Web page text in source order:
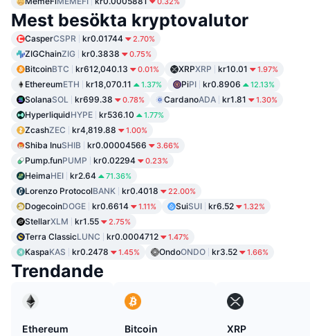
Mest besökta kryptovalutor
CasperCSPR kr0.01744 2.70%
ZIGChainZIG kr0.3838 0.75%
BitcoinBTC kr612,040.13 0.01% XRPXRP kr10.01 1.97%
EthereumETH kr18,070.11 1.37% PiPI kr0.8906 12.13%
SolanaSOL kr699.38 0.78% CardanoADA kr1.81 1.30%
HyperliquidHYPE kr536.10 1.77%
ZcashZEC kr4,819.88 1.00%
Shiba InuSHIB kr0.00004566 3.66%
Pump.funPUMP kr0.02294 0.23%
HeimaHEI kr2.64 71.36%
Lorenzo ProtocolBANK kr0.4018 22.00%
DogecoinDOGE kr0.6614 1.11% SuiSUI kr6.52 1.32%
StellarXLM kr1.55 2.75%
Terra ClassicLUNC kr0.0004712 1.47%
KaspaKAS kr0.2478 1.45% OndoONDO kr3.52 1.66%
Trendande
Ethereum
Bitcoin
XRP